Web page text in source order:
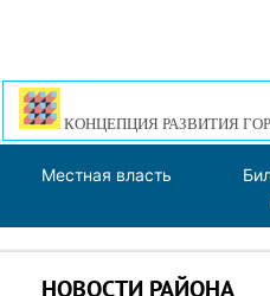
КОНЦЕПЦИЯ РАЗВИТИЯ
Местная власть
НОВОСТИ РАЙОНА